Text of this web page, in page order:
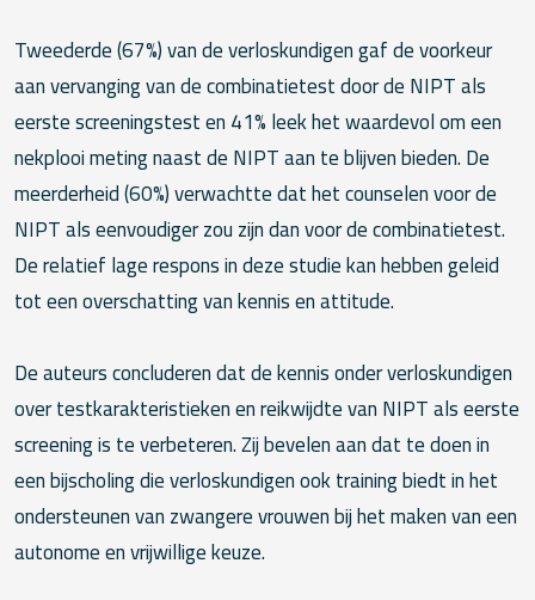
Tweederde (67%) van de verloskundigen gaf de voorkeur
aan vervanging van de combinatietest door de NIPT als
eerste screeningstest en 41% leek het waardevol om een
nekplooi meting naast de NIPT aan te blijven bieden. De
meerderheid (60%) verwachtte dat het counselen voor de
NIPT als eenvoudiger zou zijn dan voor de combinatietest.
De relatief lage respons in deze studie kan hebben geleid
tot een overschatting van kennis en attitude.
De auteurs concluderen dat de kennis onder verloskundigen
over testkarakteristieken en reikwijdte van NIPT als eerste
screening is te verbeteren. Zij bevelen aan dat te doen in
een bijscholing die verloskundigen ook training biedt in het
ondersteunen van zwangere vrouwen bij het maken van een
autonome en vrijwillige keuze.